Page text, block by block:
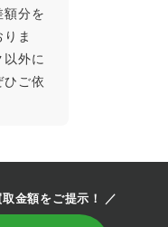
額分を
ま
外に
ひご依
金額をご提示！ ／